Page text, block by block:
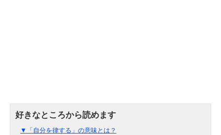
▼「自分を律する」の意味とは？